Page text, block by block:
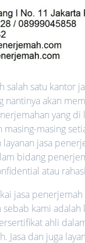
salah satu kantor
akan
yang
masing
jasa
bidang
atau
jasa
kami
ahli
Jasa dan juga